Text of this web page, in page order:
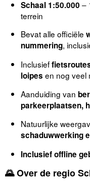
Schaal 1:50.000 –
terrein
Bevat alle officiële
nummering,
Inclusief
loipes en nog veel
Aanduiding van
parkeerplaatsen,
Natuurlijke
schaduwwerking
Inclusief offline
🌄 Over de regio